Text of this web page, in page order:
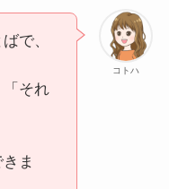
ん）の意味とは？由
全解説
と使い方５選！例文
コトハ
で、
「それ
ま